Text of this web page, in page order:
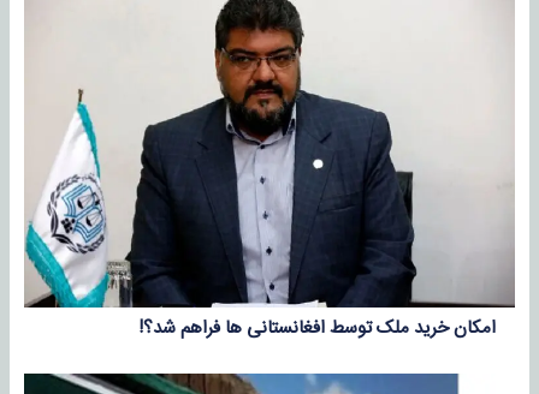
امکان خرید ملک توسط افغانستانی‌ ها فراهم شد؟!